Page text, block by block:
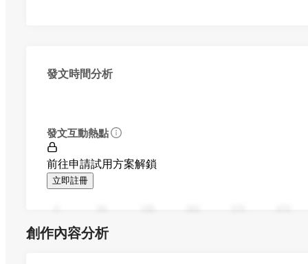
發文時間分析
發文互動熱點
前往申請試用方案解鎖
立即註冊
創作內容分析